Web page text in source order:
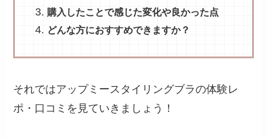
購入したことで感じた変化や良かった点
どんな方におすすめできますか？
それではアップミースタイリングブラの体験レ
ポ・口コミを見ていきましょう！